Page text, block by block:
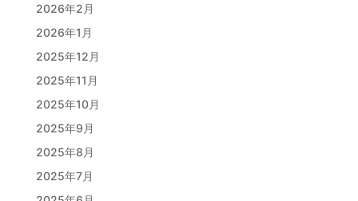
2026年2月
2026年1月
2025年12月
2025年11月
2025年10月
2025年9月
2025年8月
2025年7月